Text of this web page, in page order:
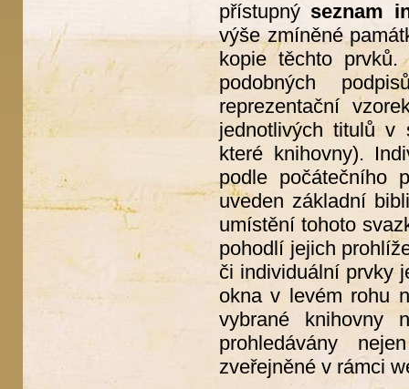
přístupný seznam
výše zmíněné
kopie těchto
podobných
reprezentační
jednotlivých titulů v
které knihovny).
podle počátečního
uveden základní
umístění tohoto
pohodlí jejich
či individuální prvky
okna v levém rohu
vybrané knihovny
prohledávány
zveřejněné v rámci